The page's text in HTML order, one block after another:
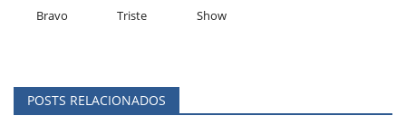
Bravo Triste Show
POSTS RELACIONADOS